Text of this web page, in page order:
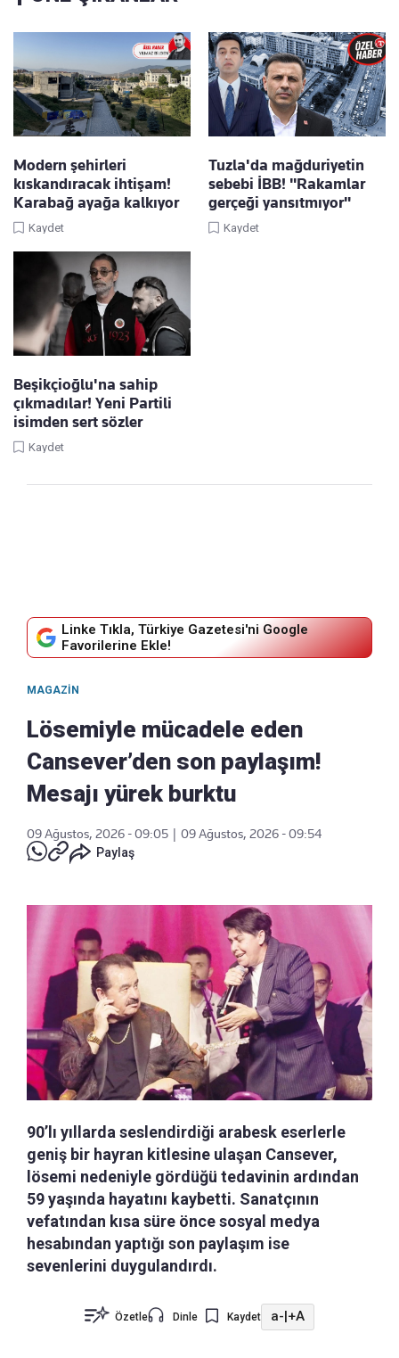
Modern şehirleri
kıskandıracak ihtişam!
Karabağ ayağa kalkıyor
Kaydet
Tuzla'da mağduriyetin
sebebi İBB! "Rakamlar
gerçeği yansıtmıyor"
Kaydet
Beşikçioğlu'na sahip
çıkmadılar! Yeni Partili
isimden sert sözler
Kaydet
Linke Tıkla, Türkiye Gazetesi'ni Google
Favorilerine Ekle!
MAGAZIN
Lösemiyle mücadele eden
Cansever’den son paylaşım!
Mesajı yürek burktu
09 Ağustos, 2026 - 09:05
09 Ağustos, 2026 - 09:54
Paylaş
90’lı yıllarda seslendirdiği arabesk eserlerle
geniş bir hayran kitlesine ulaşan Cansever,
lösemi nedeniyle gördüğü tedavinin ardından
59 yaşında hayatını kaybetti. Sanatçının
vefatından kısa süre önce sosyal medya
hesabından yaptığı son paylaşım ise
sevenlerini duygulandırdı.
Özetle Dinle Kaydet a-|+A